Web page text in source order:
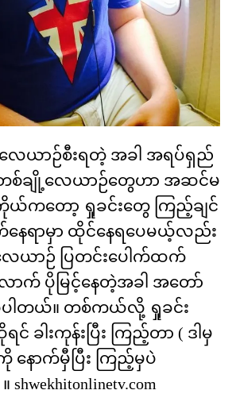
ေယာဉ်စီးရတဲ့ အခါ အရပ်ရှည်
ချို့လေယာဉ်တွေဟာ အဆင်မ
ကိုယ်ကတော့ ရှုခင်းတွေ ကြည့်ချင်
နေရာမှာ ထိုင်နေရပေမယ့်လည်း
ာဉ် ပြတင်းပေါက်ထက်
ောက် ပိုမြင့်နေတဲ့အခါ အတော်
ါတယ်။ တစ်ကယ်လို့ ရှုခင်း
ခါးကုန်းပြီး ကြည့်တာ ( ဒါမှ
ောက်မှီပြီး ကြည့်မှပဲ